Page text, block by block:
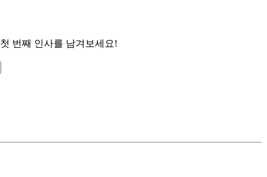
첫 번째 인사를 남겨보세요!